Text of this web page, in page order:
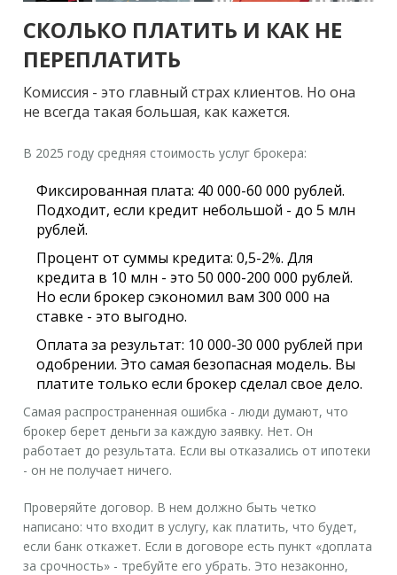
СКОЛЬКО ПЛАТИТЬ И КАК НЕ
ПЕРЕПЛАТИТЬ
Комиссия - это главный страх клиентов. Но она
не всегда такая большая, как кажется.
В 2025 году средняя стоимость услуг брокера:
Фиксированная плата: 40 000-60 000 рублей.
Подходит, если кредит небольшой - до 5 млн
рублей.
Процент от суммы кредита: 0,5-2%. Для
кредита в 10 млн - это 50 000-200 000 рублей.
Но если брокер сэкономил вам 300 000 на
ставке - это выгодно.
Оплата за результат: 10 000-30 000 рублей при
одобрении. Это самая безопасная модель. Вы
платите только если брокер сделал свое дело.
Самая распространенная ошибка - люди думают, что
брокер берет деньги за каждую заявку. Нет. Он
работает до результата. Если вы отказались от ипотеки
- он не получает ничего.
Проверяйте договор. В нем должно быть четко
написано: что входит в услугу, как платить, что будет,
если банк откажет. Если в договоре есть пункт «доплата
за срочность» - требуйте его убрать. Это незаконно,